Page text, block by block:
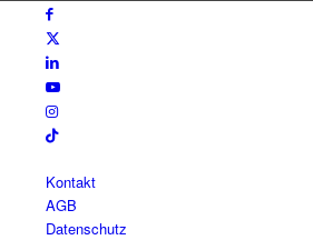
Kontakt
AGB
Datenschutz